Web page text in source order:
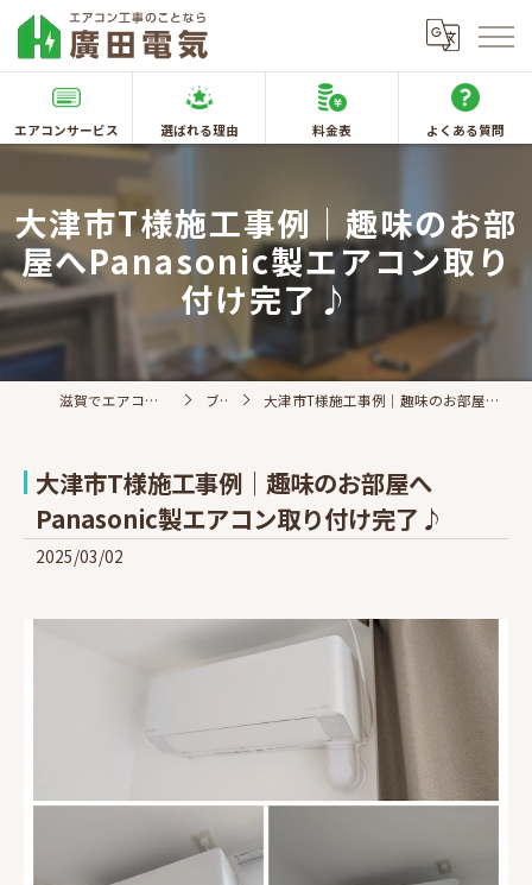
エアコンサービス 選ばれる理由 料金表 よくある質問
大津市T様施工事例｜趣味のお部
屋へPanasonic製エアコン取り
付け完了♪
滋賀でエアコン取付なら廣田電気 ブログ 大津市T様施工事例｜趣味のお部屋へPanasonic製エアコン取り付け完了♪
大津市T様施工事例｜趣味のお部屋へ
Panasonic製エアコン取り付け完了♪
2025/03/02